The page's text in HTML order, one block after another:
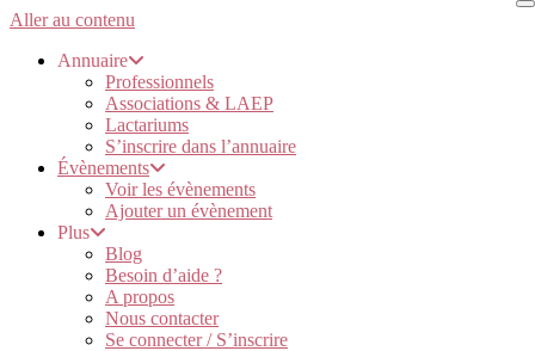
Aller au contenu
Annuaire
Professionnels
Associations & LAEP
Lactariums
S’inscrire dans l’annuaire
Évènements
Voir les évènements
Ajouter un évènement
Plus
Blog
Besoin d’aide ?
A propos
Nous contacter
Se connecter / S’inscrire